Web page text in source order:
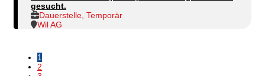
gesucht.
Dauerstelle, Temporär
Wil AG
1
2